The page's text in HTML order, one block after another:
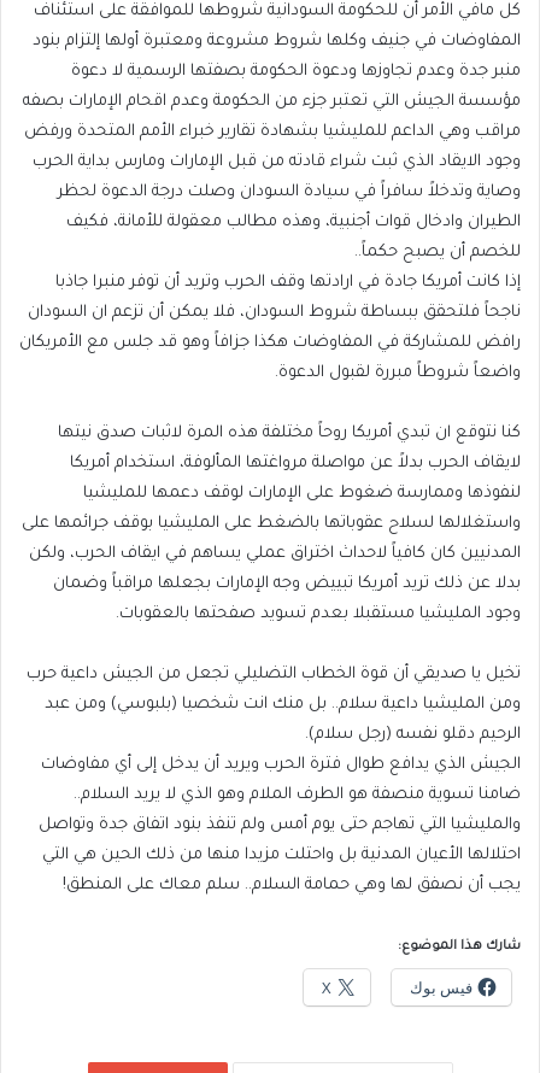
كل مافي الأمر أن للحكومة السودانية شروطها للموافقة على استئناف
المفاوضات في جنيف وكلها شروط مشروعة ومعتبرة أولها إلتزام بنود
منبر جدة وعدم تجاوزها ودعوة الحكومة بصفتها الرسمية لا دعوة
مؤسسة الجيش التي تعتبر جزء من الحكومة وعدم اقحام الإمارات بصفه
مراقب وهي الداعم للمليشيا بشهادة تقارير خبراء الأمم المتحدة ورفض
وجود الايقاد الذي ثبت شراء قادته من قبل الإمارات ومارس بداية الحرب
وصاية وتدخلاً سافراً في سيادة السودان وصلت درجة الدعوة لحظر
الطيران وادخال قوات أجنبية، وهذه مطالب معقولة للأمانة، فكيف
للخصم أن يصبح حكماً..
إذا كانت أمريكا جادة في ارادتها وقف الحرب وتريد أن توفر منبرا جاذبا
ناجحاً فلتحقق ببساطة شروط السودان، فلا يمكن أن تزعم ان السودان
رافض للمشاركة في المفاوضات هكذا جزافاً وهو قد جلس مع الأمريكان
واضعاً شروطاً مبررة لقبول الدعوة.
كنا نتوقع ان تبدي أمريكا روحاً مختلفة هذه المرة لاثبات صدق نيتها
لايقاف الحرب بدلاً عن مواصلة مرواغتها المألوفة، استخدام أمريكا
لنفوذها وممارسة ضغوط على الإمارات لوقف دعمها للمليشيا
واستغلالها لسلاح عقوباتها بالضغط على المليشيا بوقف جرائمها على
المدنيين كان كافياً لاحداث اختراق عملي يساهم في ايقاف الحرب، ولكن
بدلا عن ذلك تريد أمريكا تبييض وجه الإمارات بجعلها مراقباً وضمان
وجود المليشيا مستقبلا بعدم تسويد صفحتها بالعقوبات.
تخيل يا صديقي أن قوة الخطاب التضليلي تجعل من الجيش داعية حرب
ومن المليشيا داعية سلام.. بل منك انت شخصيا (بلبوسي) ومن عبد
الرحيم دقلو نفسه (رجل سلام).
الجيش الذي يدافع طوال فترة الحرب ويريد أن يدخل إلى أي مفاوضات
ضامنا تسوية منصفة هو الطرف الملام وهو الذي لا يريد السلام..
والمليشيا التي تهاجم حتى يوم أمس ولم تنفذ بنود اتفاق جدة وتواصل
احتلالها الأعيان المدنية بل واحتلت مزيدا منها من ذلك الحين هي التي
يجب أن نصفق لها وهي حمامة السلام.. سلم معاك على المنطق!
شارك هذا الموضوع:
فيس بوك X